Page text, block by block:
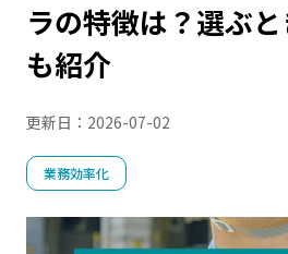
ナンバープレート認識
BONX
水中ポンプ死活監視App
設置・工事
施工管理 点呼
業務効率化
AI活用
遠隔〇〇
ラの特徴は？選ぶ
も紹介
業務効率化
更新日： 2026-07-02